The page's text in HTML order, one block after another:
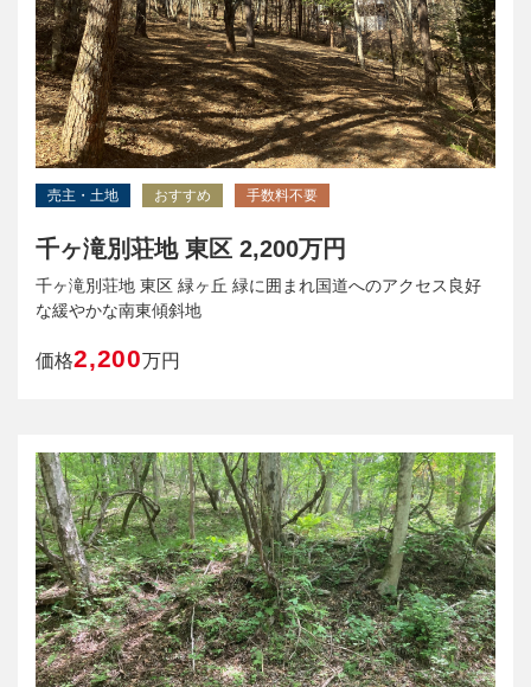
売主・土地 おすすめ 手数料不要
千ヶ滝別荘地 東区 2,200万円
千ヶ滝別荘地 東区 緑ヶ丘 緑に囲まれ国道へのアクセス良好
な緩やかな南東傾斜地
価格2,200万円